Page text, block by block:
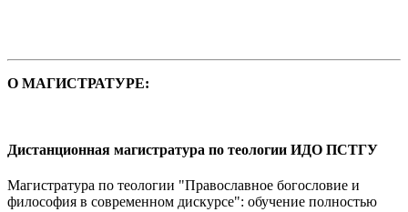
О МАГИСТРАТУРЕ:
Дистанционная магистратура по теологии ИДО ПСТГУ
Магистратура по теологии "Православное богословие и
философия в современном дискурсе": обучение полностью